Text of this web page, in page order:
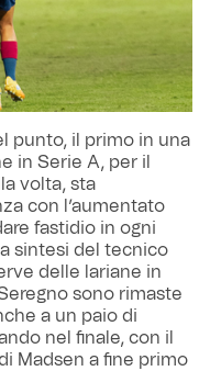
punto, il primo in una
in Serie A, per il
volta, sta
con l’aumentato
fastidio in ogni
sintesi del tecnico
delle lariane in
sono rimaste
a un paio di
nel finale, con il
Madsen a fine primo